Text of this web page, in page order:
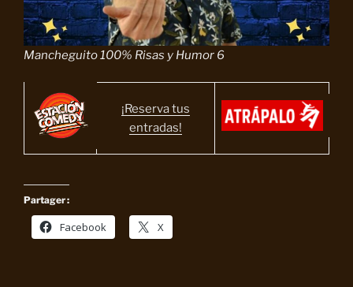
Mancheguito 100% Risas y Humor 6
¡Reserva tus
entradas!
Partager :
Facebook X